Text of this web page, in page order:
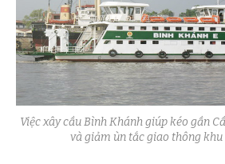
Việc xây cầu Bình Khánh giúp kéo gần
và giảm ùn tắc giao thông khu